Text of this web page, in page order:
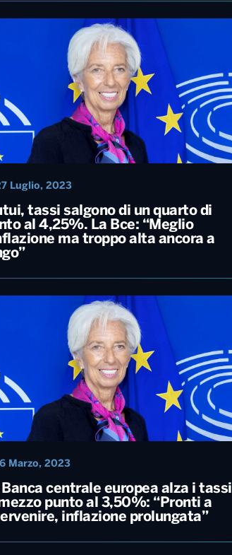
tassi salgono di un quarto di
al 4,25%. La Bce: “Meglio
ma troppo alta ancora a
Luglio, 2023